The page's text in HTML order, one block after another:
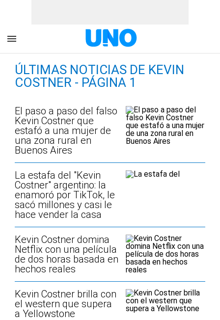
ÚLTIMAS NOTICIAS DE KEVIN
COSTNER - PÁGINA 1
El paso a paso del falso
Kevin Costner que
estafó a una mujer de
una zona rural en
Buenos Aires
La estafa del "Kevin
Costner" argentino: la
enamoró por TikTok, le
sacó millones y casi le
hace vender la casa
Kevin Costner domina
Netflix con una película
de dos horas basada en
hechos reales
Kevin Costner brilla con
el western que supera
a Yellowstone